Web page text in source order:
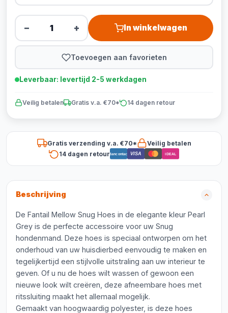
− + In winkelwagen
Toevoegen aan favorieten
Leverbaar: levertijd 2-5 werkdagen
Veilig betalen Gratis v.a. €70* 14 dagen retour
Gratis verzending v.a. €70*
Veilig betalen
14 dagen retourBancontact VISA iDEAL
Beschrijving
De Fantail Mellow Snug Hoes in de elegante kleur Pearl
Grey is de perfecte accessoire voor uw Snug
hondenmand. Deze hoes is speciaal ontworpen om het
onderhoud van uw huisdierbed eenvoudig te maken en
tegelijkertijd een stijlvolle uitstraling aan uw interieur te
geven. Of u nu de hoes wilt wassen of gewoon een
nieuwe look wilt creëren, deze afneembare hoes met
ritssluiting maakt het allemaal mogelijk.
Gemaakt van hoogwaardig polyester, is deze hoes